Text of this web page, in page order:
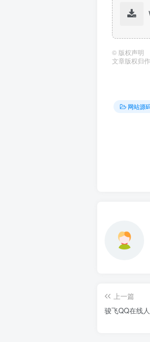
© 版权声明
文章版权归
网站源
上一篇
骏飞QQ在线